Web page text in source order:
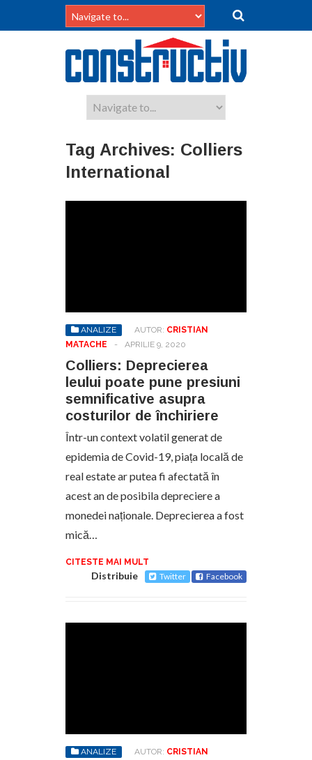
Tag Archives: Colliers
International
ANALIZE AUTOR: CRISTIAN
MATACHE
- APRILIE 9, 2020
Colliers: Deprecierea
leului poate pune presiuni
semnificative asupra
costurilor de închiriere
Într-un context volatil generat de
epidemia de Covid-19, piața locală de
real estate ar putea fi afectată în
acest an de posibila depreciere a
monedei naționale. Deprecierea a fost
mică…
CITESTE MAI MULT
Distribuie Twitter Facebook
ANALIZE AUTOR: CRISTIAN